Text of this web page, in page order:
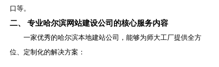
口等。
二、 专业哈尔滨网站建设公司的核心服务内容
一家优秀的哈尔滨本地建站公司，能够为师大工厂提供全方
位、定制化的解决方案：